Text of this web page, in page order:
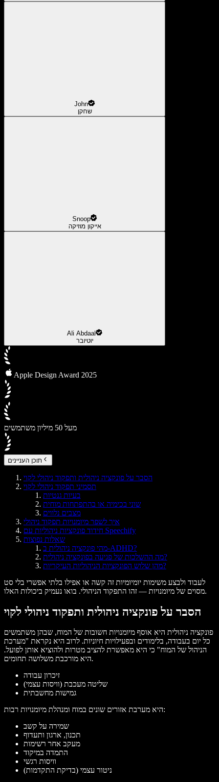
John
שחקן
Snoop
אייקון מוזיקה
Ali Abdaal
יוטיובר
Apple Design Award 2025
מעל 50 מיליון משתמשים
תוכן העניינים
הסבר על פונקציה ניהולית ותפקוד ניהולי לקוי
תסמיני תפקוד ניהולי לקוי
בעיות גנטיות
שוני בכימיה או בהתפתחות מוחית
מצבים נלווים
איך לשפר מיומנויות תפקוד ניהולי
חידוד פונקציות ניהוליות עם Speechify
שאלות נפוצות
מהי פונקציה ניהולית ב-ADHD?
מה ההשלכות של פגיעה בפונקציה ניהולית?
מהן שלוש הפונקציות הניהוליות העיקריות?
לעבוד ולבצע משימות יומיומיות זה קשה או אפילו בלתי אפשרי בלי סט
מסוים של מיומנויות — זהו התפקוד הניהולי. בואו נעמיק ביכולות האלו.
הסבר על פונקציה ניהולית ותפקוד ניהולי לקוי
פונקציה ניהולית היא אוסף מיומנויות חשובות של המוח, שבהן משתמשים
כל יום בעבודה, בלימודים ובפעילויות חיוניות. לרוב היא נקראת "מערכת
הניהול של המוח" כי היא מאפשרת להציב מטרות ולהוציא אותן לפועל.
היא מורכבת משלושה תחומים.
זיכרון עבודה
שליטה מעכבת (וויסות עצמי)
גמישות מחשבתית
היא מערבת אזורים שונים במוח ומנהלת מיומנויות רבות:
שמירה על קשב
תכנון, ארגון ותעדוף
מעקב אחר רשימות
התמדה במיקוד
וויסות רגשי
ניטור עצמי (בדיקת התקדמות)